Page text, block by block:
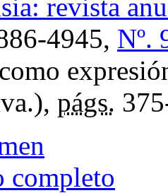
revista
4945, Nº.
págs.
completo